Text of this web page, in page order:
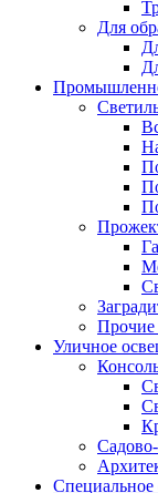
Для
Прочие
Уличное